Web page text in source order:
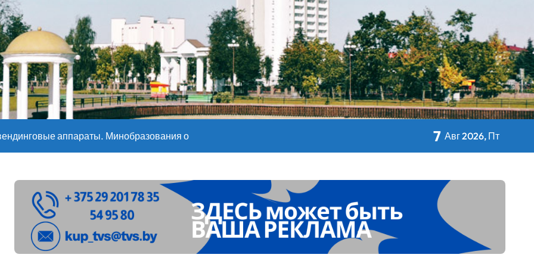
– 05 08 2026
– 07 08 20
аппараты. Минобразования об изменениях в школьном питании
ожидаются дожди и грозы
из Молодечно о 50-килограммовом каравае для Дворца Независимости
детей с 1 сентября, рассказали в правительстве
7 Авг 2026, Пт